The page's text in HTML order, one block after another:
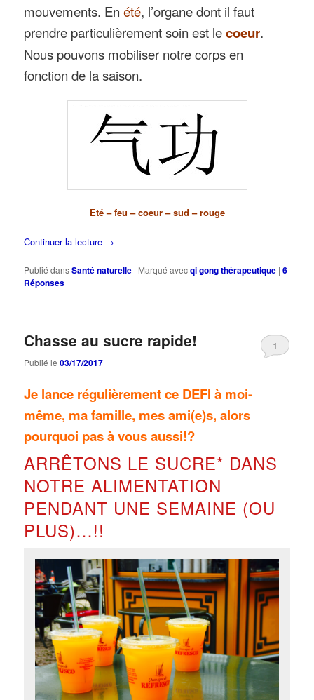
mouvements. Enété, l’organe dont il faut
prendre particulièrement soin est lecoeur.
Nous pouvons mobiliser notre corps en
fonction de la saison.
Eté – feu – coeur – sud – rouge
Continuer la lecture →
Publié dansSanté naturelle | Marqué avecqi gong thérapeutique |6
Réponses
Chasse au sucre rapide!
Publié le03/17/2017
1
Je lance régulièrement ce DEFI à moi-
même, ma famille, mes ami(e)s, alors
pourquoi pas à vous aussi!?
ARRÊTONS LE SUCRE* DANS
NOTRE ALIMENTATION
PENDANT UNE SEMAINE (OU
PLUS)…!!